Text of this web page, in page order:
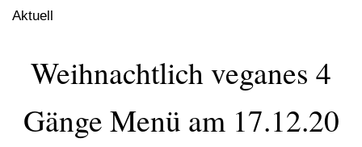
Aktuell
Weihnachtlich veganes 4
Gänge Menü am 17.12.20